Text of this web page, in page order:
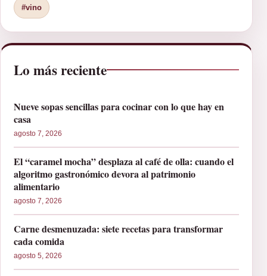
#vino
Lo más reciente
Nueve sopas sencillas para cocinar con lo que hay en
casa
agosto 7, 2026
El “caramel mocha” desplaza al café de olla: cuando el
algoritmo gastronómico devora al patrimonio
alimentario
agosto 7, 2026
Carne desmenuzada: siete recetas para transformar
cada comida
agosto 5, 2026